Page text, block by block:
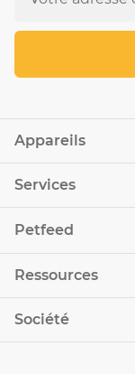
Appareils
Services
Petfeed
Ressources
Société